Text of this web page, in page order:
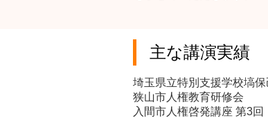
主な講演実績
埼玉県立特別支援学校塙
狭山市人権教育研修会
入間市人権啓発講座 第3回